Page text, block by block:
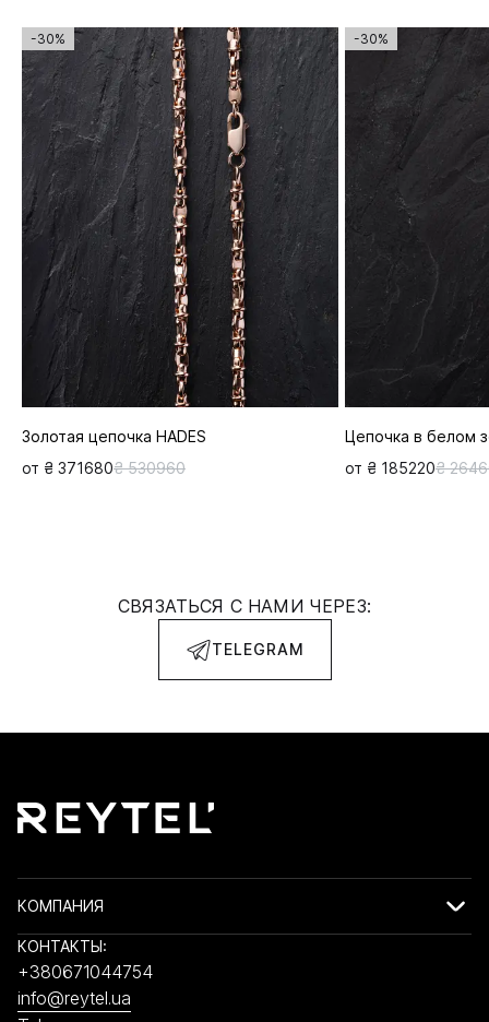
-30%
Золотая цепочка HADES
от ₴ 371680₴ 530960
-30%
Цепочка в белом
от ₴ 185220₴
СВЯЗАТЬСЯ С НАМИ ЧЕРЕЗ:
TELEGRAM
КОМПАНИЯ
КОНТАКТЫ:
+380671044754
info@reytel.ua